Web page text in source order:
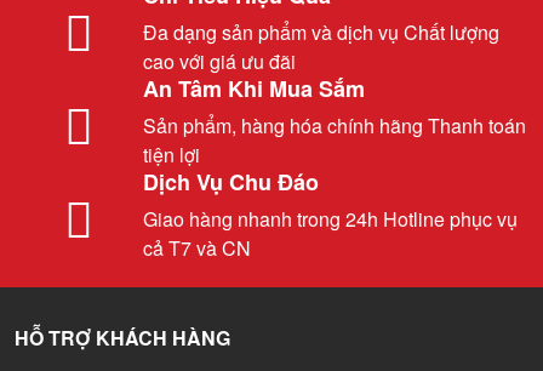
Đa dạng sản phẩm và dịch vụ Chất lượng
cao với giá ưu đãi
An Tâm Khi Mua Sắm
Sản phẩm, hàng hóa chính hãng Thanh toán
tiện lợi
Dịch Vụ Chu Đáo
Giao hàng nhanh trong 24h Hotline phục vụ
cả T7 và CN
HỖ TRỢ KHÁCH HÀNG